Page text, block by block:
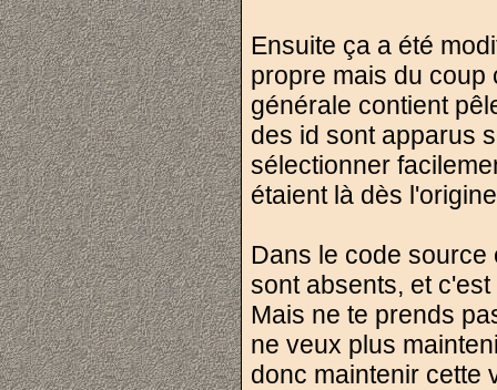
Ensuite ça a été
propre mais du coup
générale contient
des id sont apparus
sélectionner
étaient là dès
Dans le code source
sont absents, et
Mais ne te prends
ne veux plus
donc maintenir cette